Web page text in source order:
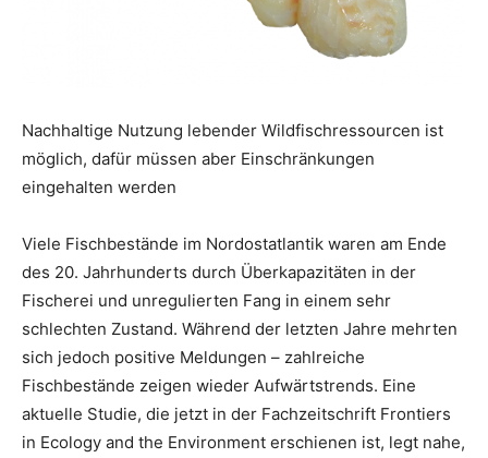
Nachhaltige Nutzung lebender Wildfischressourcen ist
möglich, dafür müssen aber Einschränkungen
eingehalten werden
Viele Fischbestände im Nordostatlantik waren am Ende
des 20. Jahrhunderts durch Überkapazitäten in der
Fischerei und unregulierten Fang in einem sehr
schlechten Zustand. Während der letzten Jahre mehrten
sich jedoch positive Meldungen – zahlreiche
Fischbestände zeigen wieder Aufwärtstrends. Eine
aktuelle Studie, die jetzt in der Fachzeitschrift Frontiers
in Ecology and the Environment erschienen ist, legt nahe,